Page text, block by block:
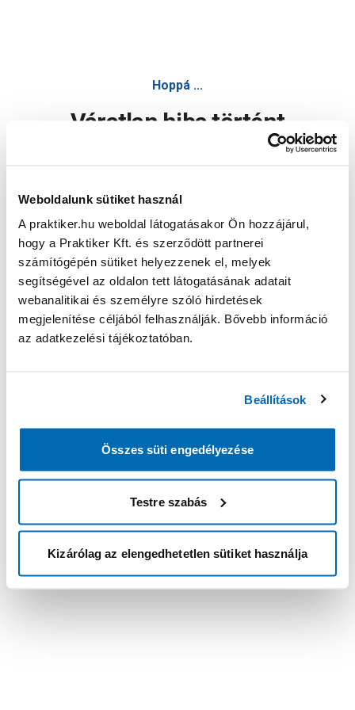
Weboldalunk sütiket használ
A praktiker.hu weboldal látogatásakor Ön hozzájárul,
hogy a Praktiker Kft. és szerződött partnerei
számítógépén sütiket helyezzenek el, melyek
segítségével az oldalon tett látogatásának adatait
webanalitikai és személyre szóló hirdetések
megjelenítése céljából felhasználják. Bővebb információ
az adatkezelési tájékoztatóban.
Beállítások
Összes süti engedélyezése
Testre szabás
Kizárólag az elengedhetetlen sütiket használja
Hoppá ...
Váratlan hiba történt
Oldal újratöltése